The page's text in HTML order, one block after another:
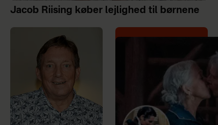
Jacob Riising køber lejlighed til børnene